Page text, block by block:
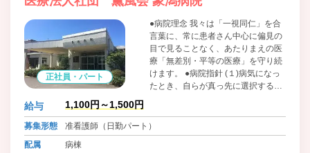
正社員・パート
●病院理念 我々は「一視同仁」を合
言葉に、常に患者さん中心に偏見の
目で見ることなく、あたりまえの医
療「無差別・平等の医療」を守り続
けます。 ●病院指針 (１)病気になっ
たとき、自らが真っ先に選択する、
を尊重した医療をうけられるよう努
めます。 (３)全職員は、守秘義務を
給与 1,100円～1,500円
募集形態
准看護師（日勤パート）
配属
病棟